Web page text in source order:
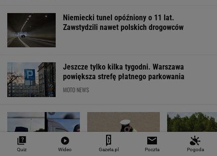
Niemiecki tunel opóźniony o 11 lat.
Zawstydzili nawet polskich drogowców
Jeszcze tylko kilka tygodni. Warszawa
powiększa strefę płatnego parkowania
MOTO NEWS
Quiz Wideo Gazeta.pl Poczta Pogoda